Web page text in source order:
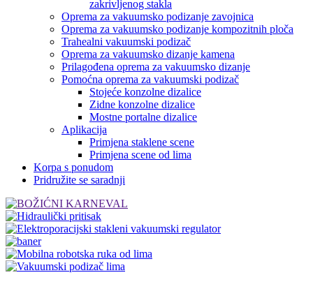
zakrivljenog stakla
Oprema za vakuumsko podizanje zavojnica
Oprema za vakuumsko podizanje kompozitnih ploča
Trahealni vakuumski podizač
Oprema za vakuumsko dizanje kamena
Prilagođena oprema za vakuumsko dizanje
Pomoćna oprema za vakuumski podizač
Stojeće konzolne dizalice
Zidne konzolne dizalice
Mostne portalne dizalice
Aplikacija
Primjena staklene scene
Primjena scene od lima
Korpa s ponudom
Pridružite se saradnji